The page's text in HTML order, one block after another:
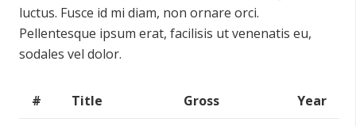
luctus. Fusce id mi diam, non ornare orci.
Pellentesque ipsum erat, facilisis ut venenatis eu,
sodales vel dolor.
# Title Gross Year